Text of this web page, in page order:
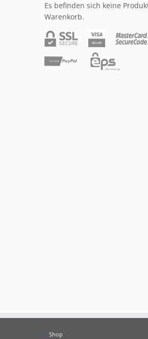
Es befinden sich keine
Warenkorb.
Shop